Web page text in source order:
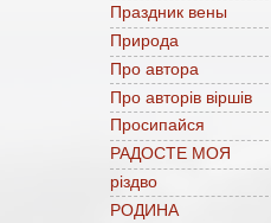
Праздник вены
Природа
Про автора
Про авторів віршів
Просипайся
РАДОСТЕ МОЯ
різдво
РОДИНА